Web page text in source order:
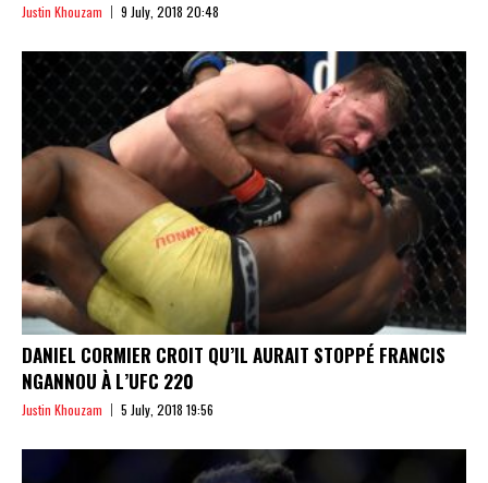
Justin Khouzam 9 July, 2018 20:48
DANIEL CORMIER CROIT QU’IL AURAIT STOPPÉ FRANCIS
NGANNOU À L’UFC 220
Justin Khouzam 5 July, 2018 19:56